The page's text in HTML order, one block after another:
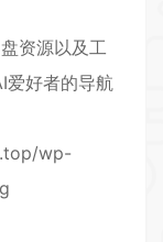
资源以及工
好者的导航
wp-